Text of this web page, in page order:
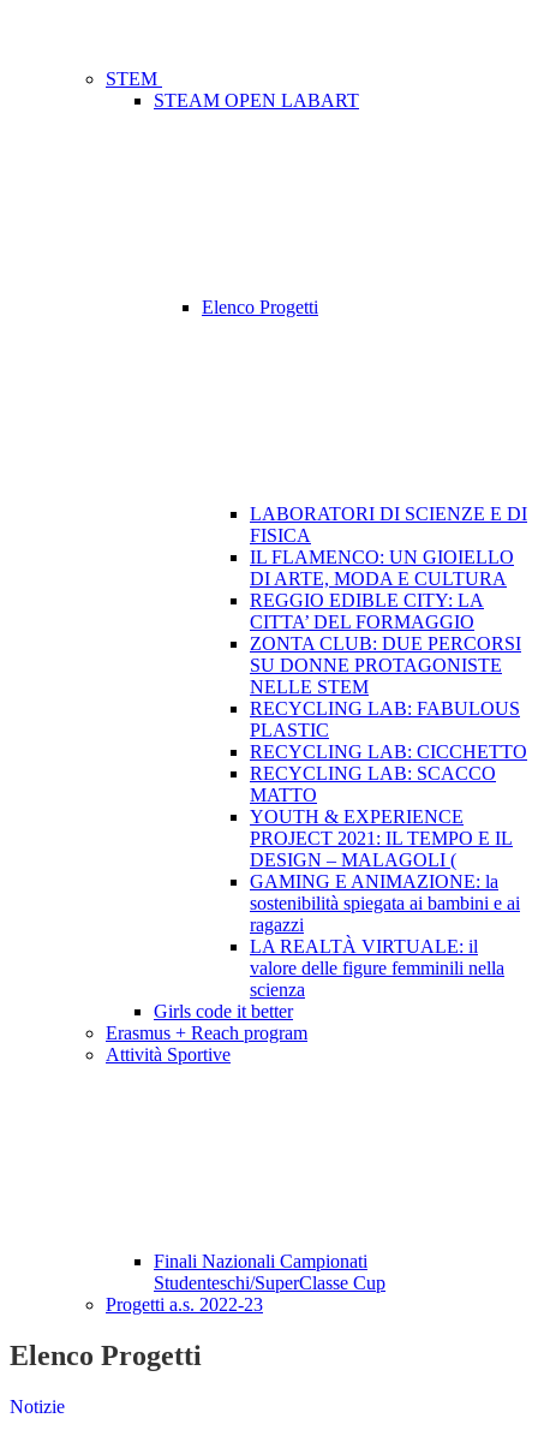
STEM
STEAM OPEN LABART
Elenco Progetti
LABORATORI DI SCIENZE E DI
FISICA
IL FLAMENCO: UN GIOIELLO
DI ARTE, MODA E CULTURA
REGGIO EDIBLE CITY: LA
CITTA’ DEL FORMAGGIO
ZONTA CLUB: DUE PERCORSI
SU DONNE PROTAGONISTE
NELLE STEM
RECYCLING LAB: FABULOUS
PLASTIC
RECYCLING LAB: CICCHETTO
RECYCLING LAB: SCACCO
MATTO
YOUTH & EXPERIENCE
PROJECT 2021: IL TEMPO E IL
DESIGN – MALAGOLI (
GAMING E ANIMAZIONE: la
sostenibilità spiegata ai bambini e ai
ragazzi
LA REALTÀ VIRTUALE: il
valore delle figure femminili nella
scienza
Girls code it better
Erasmus + Reach program
Attività Sportive
Finali Nazionali Campionati
Studenteschi/SuperClasse Cup
Progetti a.s. 2022-23
Elenco Progetti
Notizie